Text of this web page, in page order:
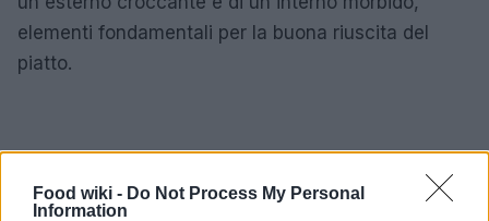
Food wiki - Do Not Process My Personal
Information
elementi fondamentali per la buona riuscita del
piatto.